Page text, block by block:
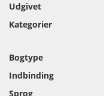
Udgivet
Kategorier
Bogtype
Indbinding
Sprog